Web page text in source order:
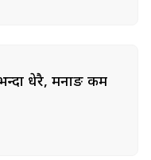
धेरै, मनाङ कम